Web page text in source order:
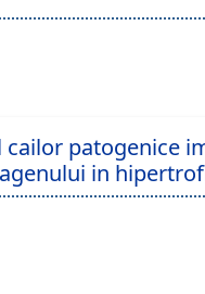
patogenice
in